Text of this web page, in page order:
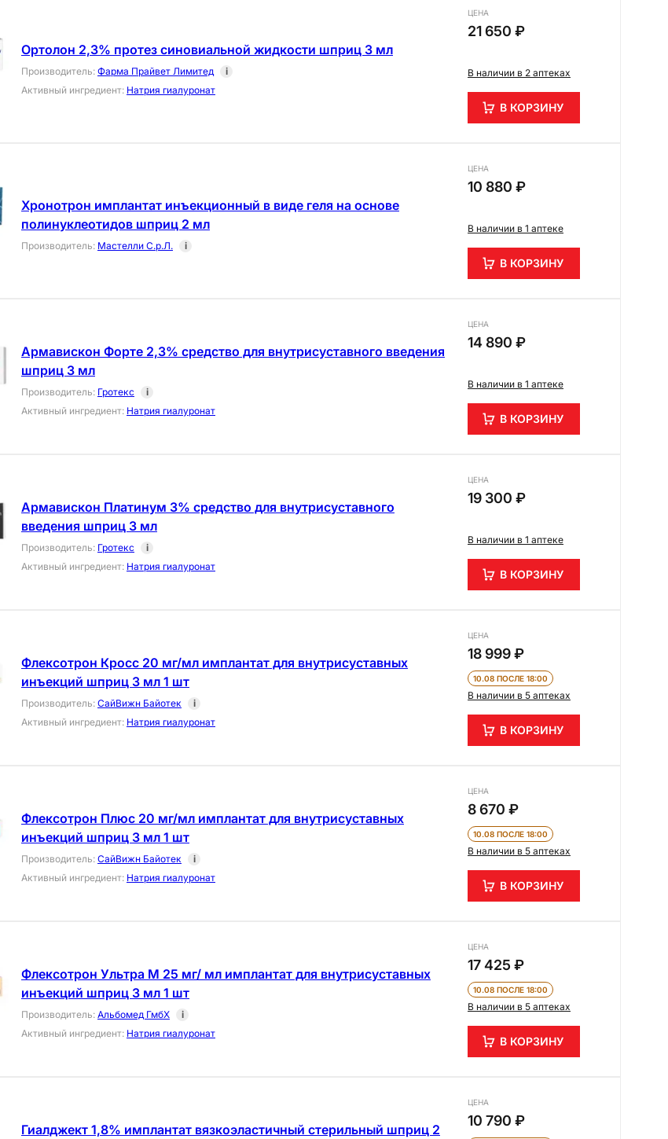
Ортолон 2,3% протез синовиальной жидкости шприц 3 мл
Производитель: Фарма Прайвет Лимитед
i
Активный ингредиент: Натрия гиалуронат
ЦЕНА
21 650 ₽
В наличии в 2 аптеках
В КОРЗИНУ
Хронотрон имплантат инъекционный в виде геля на основе
полинуклеотидов шприц 2 мл
Производитель: Мастелли С.р.Л. i
ЦЕНА
10 880 ₽
В наличии в 1 аптеке
В КОРЗИНУ
Армавискон Форте 2,3% средство для внутрисуставного введения
шприц 3 мл
Производитель: Гротекс
i
Активный ингредиент: Натрия гиалуронат
ЦЕНА
14 890 ₽
В наличии в 1 аптеке
В КОРЗИНУ
Армавискон Платинум 3% средство для внутрисуставного
введения шприц 3 мл
Производитель: Гротекс
i
Активный ингредиент: Натрия гиалуронат
ЦЕНА
19 300 ₽
В наличии в 1 аптеке
В КОРЗИНУ
Флексотрон Кросс 20 мг/мл имплантат для внутрисуставных
инъекций шприц 3 мл 1 шт
Производитель: СайВижн Байотек
i
Активный ингредиент: Натрия гиалуронат
ЦЕНА
18 999 ₽
10.08 ПОСЛЕ 18:00
В наличии в 5 аптеках
В КОРЗИНУ
Флексотрон Плюс 20 мг/мл имплантат для внутрисуставных
инъекций шприц 3 мл 1 шт
Производитель: СайВижн Байотек
i
Активный ингредиент: Натрия гиалуронат
ЦЕНА
8 670 ₽
10.08 ПОСЛЕ 18:00
В наличии в 5 аптеках
В КОРЗИНУ
Флексотрон Ультра М 25 мг/ мл имплантат для внутрисуставных
инъекций шприц 3 мл 1 шт
Производитель: Альбомед ГмбХ
i
Активный ингредиент: Натрия гиалуронат
ЦЕНА
17 425 ₽
10.08 ПОСЛЕ 18:00
В наличии в 5 аптеках
В КОРЗИНУ
Гиалджект 1,8% имплантат вязкоэластичный стерильный шприц 2
ЦЕНА
10 790 ₽